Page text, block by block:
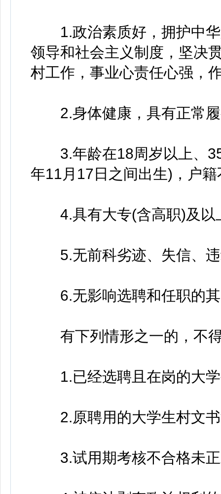
1.政治素质好，拥护中华
领导和社会主义制度，坚决
村工作，事业心责任心强，
2.身体健康，具有正常履
3.年龄在18周岁以上、35
年11月17日之间出生)，户
4.具有大专(含高职)及以
5.无前科劣迹、失信、违
6.无影响选聘和任职的其
有下列情形之一的，不得
1.已经选聘且在岗的大学
2.原聘用的大学生村文书
3.试用期考核不合格未正